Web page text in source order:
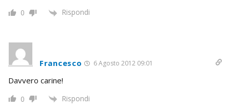
0 Rispondi
Francesco 6 Agosto 2012 09:01
Davvero carine!
0 Rispondi